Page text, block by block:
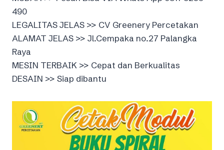
490
LEGALITAS JELAS >> CV Greenery Percetakan
ALAMAT JELAS >> Jl.Cempaka no.27 Palangka
Raya
MESIN TERBAIK >> Cepat dan Berkualitas
DESAIN >> Siap dibantu